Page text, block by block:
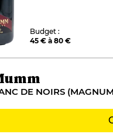
Budget :
45 € à 80 €
DE NOIRS